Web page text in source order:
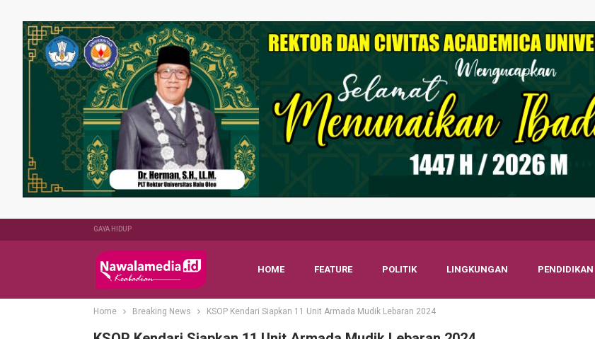
GAYA HIDUP
HOME FEATURE POLITIK LINGKUNGAN PENDIDIKAN
Home Breaking News KSOP Kendari Siapkan 11 Unit Armada Mudik Lebaran 2024